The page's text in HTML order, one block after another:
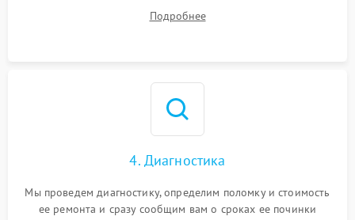
Подробнее
4. Диагностика
Мы проведем диагностику, определим поломку и стоимость
ее ремонта и сразу сообщим вам о сроках ее починки